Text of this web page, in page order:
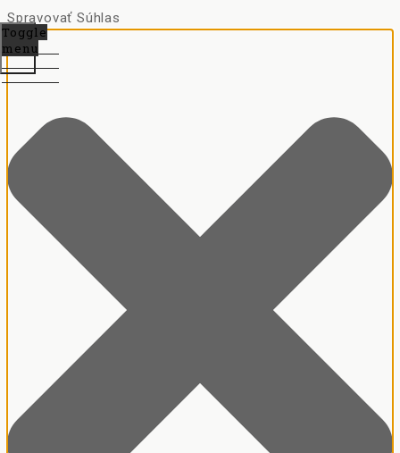
Spravovať Súhlas
Toggle
menu